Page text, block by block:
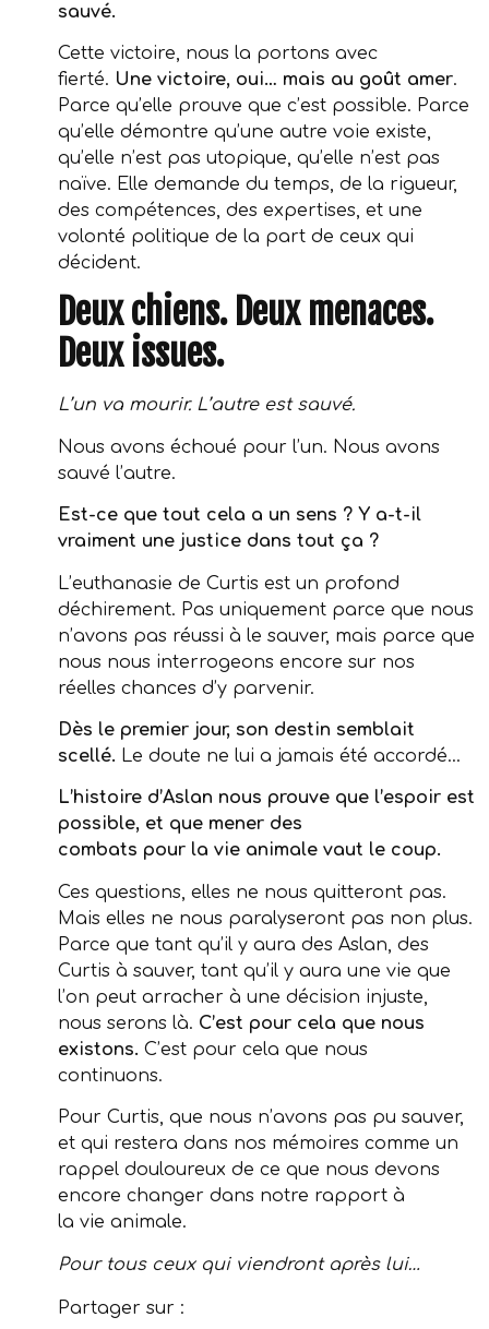
sauvé.
Cette victoire, nous la portons avec
fierté. Une victoire, oui… mais au goût amer.
Parce qu’elle prouve que c’est possible. Parce
qu’elle démontre qu’une autre voie existe,
qu’elle n’est pas utopique, qu’elle n’est pas
naïve. Elle demande du temps, de la rigueur,
des compétences, des expertises, et une
volonté politique de la part de ceux qui
décident.
Deux chiens. Deux menaces.
Deux issues.
L’un va mourir. L’autre est sauvé.
Nous avons échoué pour l’un. Nous avons
sauvé l’autre.
Est-ce que tout cela a un sens ? Y a-t-il
vraiment une justice dans tout ça ?
L’euthanasie de Curtis est un profond
déchirement. Pas uniquement parce que nous
n’avons pas réussi à le sauver, mais parce que
nous nous interrogeons encore sur nos
réelles chances d’y parvenir.
Dès le premier jour, son destin semblait
scellé. Le doute ne lui a jamais été accordé…
L’histoire d’Aslan nous prouve que l’espoir est
possible, et que mener des
combats pour la vie animale vaut le coup.
Ces questions, elles ne nous quitteront pas.
Mais elles ne nous paralyseront pas non plus.
Parce que tant qu’il y aura des Aslan, des
Curtis à sauver, tant qu’il y aura une vie que
l’on peut arracher à une décision injuste,
nous serons là. C’est pour cela que nous
existons. C’est pour cela que nous
continuons.
Pour Curtis, que nous n’avons pas pu sauver,
et qui restera dans nos mémoires comme un
rappel douloureux de ce que nous devons
encore changer dans notre rapport à
la vie animale.
Pour tous ceux qui viendront après lui…
Partager sur :